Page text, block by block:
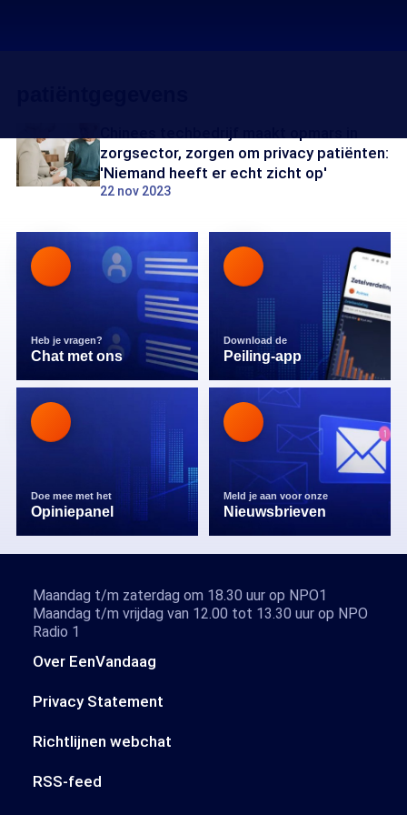
zorgsector, zorgen om privacy patiënten:
'Niemand heeft er echt zicht op'
22 nov 2023
Heb je vragen?
Chat met ons
Download de
Peiling-app
Doe mee met het
Opiniepanel
Meld je aan voor onze
Nieuwsbrieven
Over EenVandaag
Privacy Statement
Richtlijnen webchat
RSS-feed
Maandag t/m zaterdag om 18.30 uur op NPO1
Maandag t/m vrijdag van 12.00 tot 13.30 uur op NPO
Radio 1